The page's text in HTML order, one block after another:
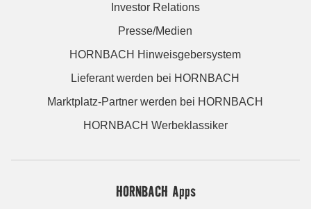
Investor Relations
Presse/Medien
HORNBACH Hinweisgebersystem
Lieferant werden bei HORNBACH
Marktplatz-Partner werden bei HORNBACH
HORNBACH Werbeklassiker
HORNBACH Apps